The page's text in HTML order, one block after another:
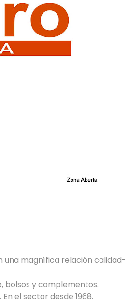
una magnífica relación calidad-
bolsos y complementos.
el sector desde 1968.